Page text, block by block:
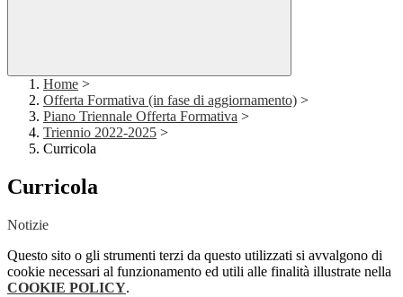
Home >
Offerta Formativa (in fase di aggiornamento) >
Piano Triennale Offerta Formativa >
Triennio 2022-2025 >
Curricola
Curricola
Notizie
Questo sito o gli strumenti terzi da questo utilizzati si avvalgono di
cookie necessari al funzionamento ed utili alle finalità illustrate nella
COOKIE POLICY.